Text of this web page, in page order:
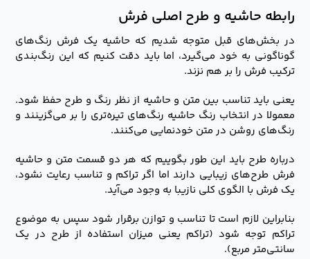
رابطه حاشیه و طرح اصلی فرش
در بخش‌های قبل متوجه شدیم که حاشیه یک فرش رنگ‌های
گوناگونی به خود می‌گیرد، اما باید دقت کنیم که این رنگ‌بندی
ترکیب فرش را بر هم نزند.
یعنی باید تناسب بین متن و حاشیه از نظر رنگ و طرح حفظ شود.
معمولا در انتخاب رنگ حاشیه رنگ‌های تیره‌تری را بر می‌گزینند و
رنگ‌های روشن در متن خودنمایی می‌کنند.
درباره طرح باید این طور بگوییم که هر دو قسمت متن و حاشیه
فرش طرح‌های زیبایی دارند اما اگر تراکم و تناسب رعایت نشود،
یک فرش با الگوی کلی نازیبا به وجود می‌آید.
بنابراین لازم است تا تناسب و توازن برقرار شود سپس به موضوع
تراکم توجه شود (تراکم یعنی میزان استفاده از طرح در یک
سانتی‌متر مربع).